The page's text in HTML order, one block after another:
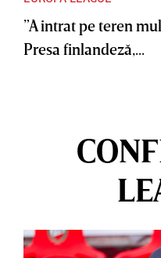
”A intrat pe teren
Presa finlandeză,...